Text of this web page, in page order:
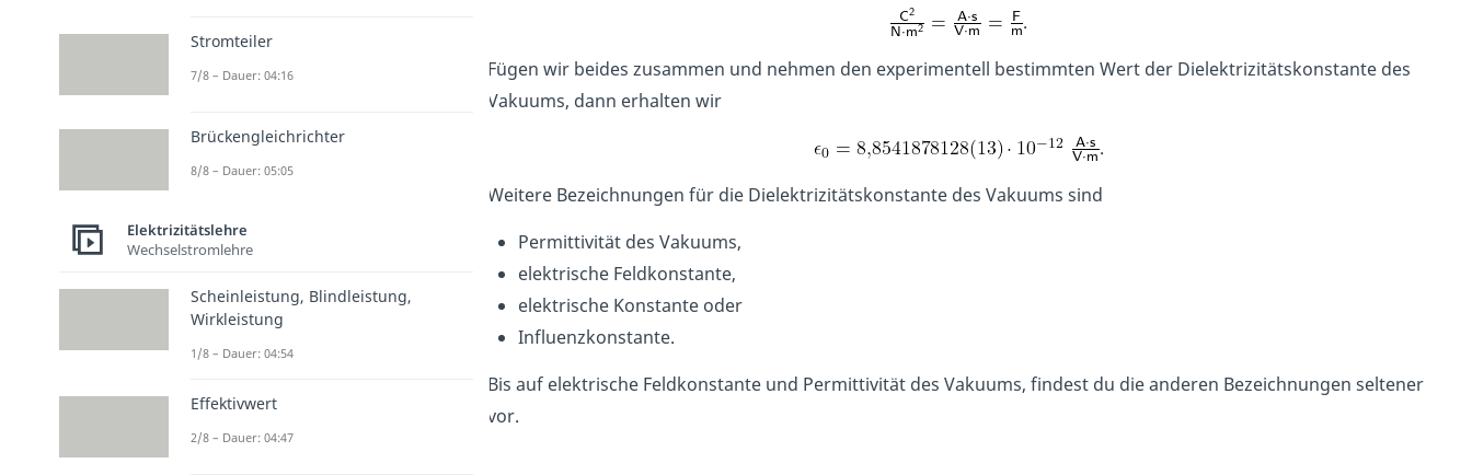
.
Fügen wir beides zusammen und nehmen den experimentell bestimmten Wert der Dielektrizitätskonstante des
Vakuums, dann erhalten wir
.
Weitere Bezeichnungen für die Dielektrizitätskonstante des Vakuums sind
Permittivität des Vakuums,
elektrische Feldkonstante,
elektrische Konstante oder
Influenzkonstante.
Bis auf elektrische Feldkonstante und Permittivität des Vakuums, findest du die anderen Bezeichnungen seltener
vor.
Stromteiler
7/8 – Dauer: 04:16
Brückengleichrichter
8/8 – Dauer: 05:05
Elektrizitätslehre
Wechselstromlehre
Scheinleistung, Blindleistung,
Wirkleistung
1/8 – Dauer: 04:54
Effektivwert
2/8 – Dauer: 04:47